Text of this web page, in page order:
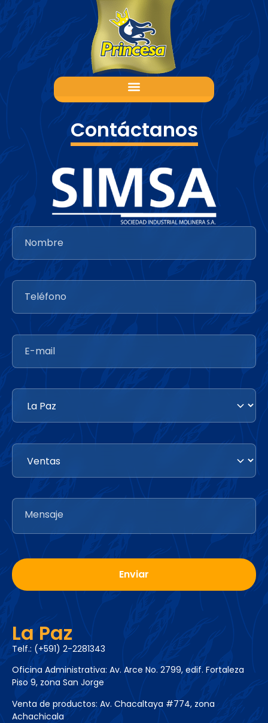
Contáctanos
La Paz
Telf.: (+591) 2-2281343
Oficina Administrativa: Av. Arce No. 2799, edif. Fortaleza
Piso 9, zona San Jorge
Venta de productos: Av. Chacaltaya #774, zona
Achachicala